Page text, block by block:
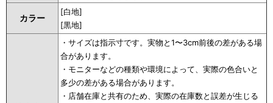
カラー
[白地]
[黒地]
・サイズは指示寸です。実物と1〜3cm前後の差がある場
合があります。
・モニターなどの種類や環境によって、実際の色合いと
多少の差がある場合があります。
・店舗在庫と共有のため、実際の在庫数と誤差が生じる